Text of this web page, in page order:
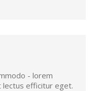
- lorem
lectus efficitur eget.